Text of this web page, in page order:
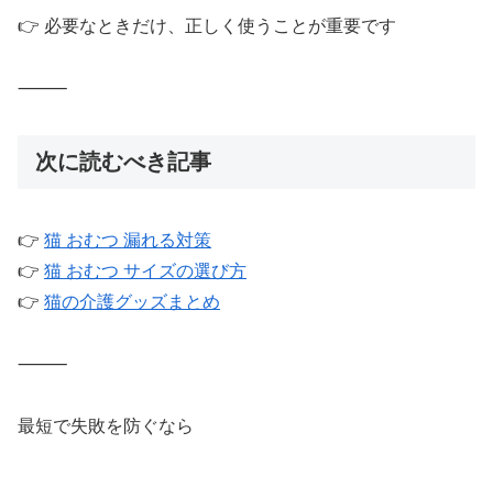
👉 必要なときだけ、正しく使うことが重要です
⸻
次に読むべき記事
👉 猫 おむつ 漏れる対策
👉 猫 おむつ サイズの選び方
👉 猫の介護グッズまとめ
⸻
最短で失敗を防ぐなら